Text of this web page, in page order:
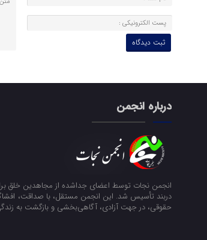
درباره انجمن
انجمن نجات توسط اعضای جداشده از مجاهدین خلق
دربند تأسیس شد. این انجمن مستقل، با صداقت،
حقوقی، در جهت آزادی، آگاهی‌بخشی و بازگشت به